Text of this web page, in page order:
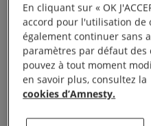
Mot de passe
Un problème de
En cliquant sur « OK
accord pour l'utilisation de
également continuer sans
paramètres par défaut des
pouvez à tout moment
en savoir plus, consultez la
cookies d’Amnesty.